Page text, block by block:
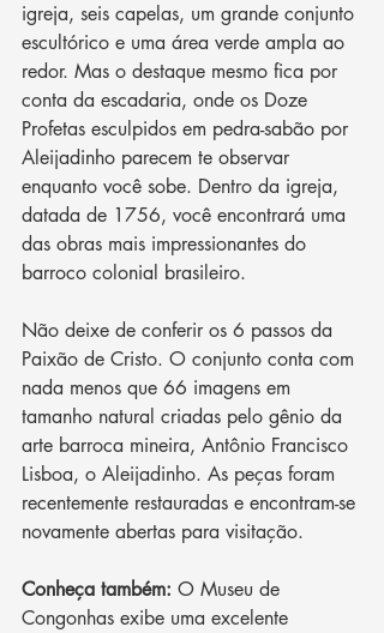
igreja, seis capelas, um grande conjunto
escultórico e uma área verde ampla ao
redor. Mas o destaque mesmo fica por
conta da escadaria, onde os Doze
Profetas esculpidos em pedra-sabão por
Aleijadinho parecem te observar
enquanto você sobe. Dentro da igreja,
datada de 1756, você encontrará uma
das obras mais impressionantes do
barroco colonial brasileiro.
Não deixe de conferir os 6 passos da
Paixão de Cristo. O conjunto conta com
nada menos que 66 imagens em
tamanho natural criadas pelo gênio da
arte barroca mineira, Antônio Francisco
Lisboa, o Aleijadinho. As peças foram
recentemente restauradas e encontram-se
novamente abertas para visitação.
Conheça também: O Museu de
Congonhas exibe uma excelente